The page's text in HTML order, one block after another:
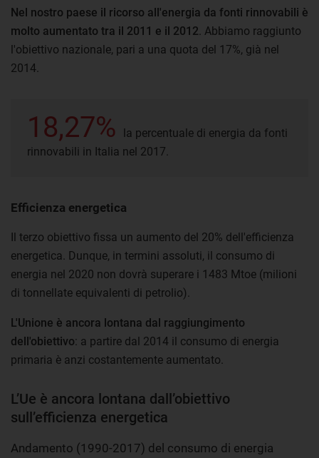
Nel nostro paese il ricorso all'energia da fonti rinnovabili è
molto aumentato tra il 2011 e il 2012 . Abbiamo raggiunto
l'obiettivo nazionale, pari a una quota del 17%, già nel
2014.
18,27%
la percentuale di energia da fonti
rinnovabili in Italia nel 2017.
Efficienza energetica
Il terzo obiettivo fissa un aumento del 20% dell'efficienza
energetica. Dunque, in termini assoluti, il consumo di
energia nel 2020 non dovrà superare i 1483 Mtoe (milioni
di tonnellate equivalenti di petrolio).
L'Unione è ancora lontana dal raggiungimento
dell'obiettivo: a partire dal 2014 il consumo di energia
primaria è anzi costantemente aumentato.
L’Ue è ancora lontana dall’obiettivo
sull’efficienza energetica
Andamento (1990-2017) del consumo di energia